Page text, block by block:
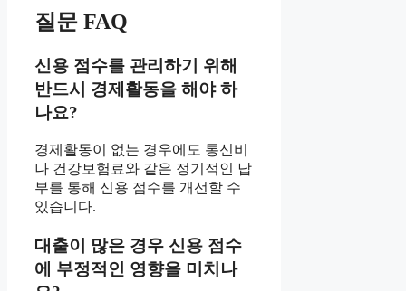
질문 FAQ
신용 점수를 관리하기 위해
반드시 경제활동을 해야 하
나요?
경제활동이 없는 경우에도 통신비
나 건강보험료와 같은 정기적인 납
부를 통해 신용 점수를 개선할 수
있습니다.
대출이 많은 경우 신용 점수
에 부정적인 영향을 미치나